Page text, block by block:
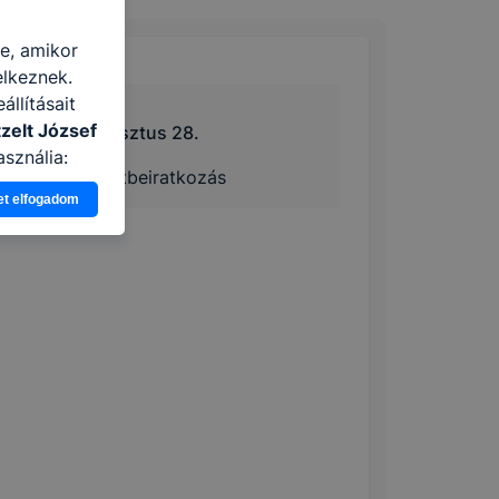
augusztus 28.
Pótbeiratkozás
amikor
József
-annak
ha
hogyan
cookie-k
és
honlap a
elfogadom